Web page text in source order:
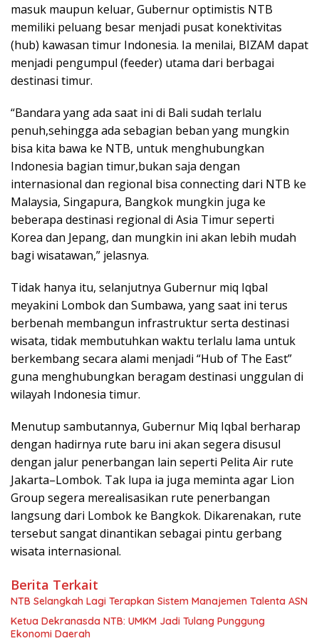
masuk maupun keluar, Gubernur optimistis NTB
memiliki peluang besar menjadi pusat konektivitas
(hub) kawasan timur Indonesia. Ia menilai, BIZAM dapat
menjadi pengumpul (feeder) utama dari berbagai
destinasi timur.
“Bandara yang ada saat ini di Bali sudah terlalu
penuh,sehingga ada sebagian beban yang mungkin
bisa kita bawa ke NTB, untuk menghubungkan
Indonesia bagian timur,bukan saja dengan
internasional dan regional bisa connecting dari NTB ke
Malaysia, Singapura, Bangkok mungkin juga ke
beberapa destinasi regional di Asia Timur seperti
Korea dan Jepang, dan mungkin ini akan lebih mudah
bagi wisatawan,” jelasnya.
Tidak hanya itu, selanjutnya Gubernur miq Iqbal
meyakini Lombok dan Sumbawa, yang saat ini terus
berbenah membangun infrastruktur serta destinasi
wisata, tidak membutuhkan waktu terlalu lama untuk
berkembang secara alami menjadi “Hub of The East”
guna menghubungkan beragam destinasi unggulan di
wilayah Indonesia timur.
Menutup sambutannya, Gubernur Miq Iqbal berharap
dengan hadirnya rute baru ini akan segera disusul
dengan jalur penerbangan lain seperti Pelita Air rute
Jakarta–Lombok. Tak lupa ia juga meminta agar Lion
Group segera merealisasikan rute penerbangan
langsung dari Lombok ke Bangkok. Dikarenakan, rute
tersebut sangat dinantikan sebagai pintu gerbang
wisata internasional.
Berita Terkait
NTB Selangkah Lagi Terapkan Sistem Manajemen Talenta ASN
Ketua Dekranasda NTB: UMKM Jadi Tulang Punggung
Ekonomi Daerah